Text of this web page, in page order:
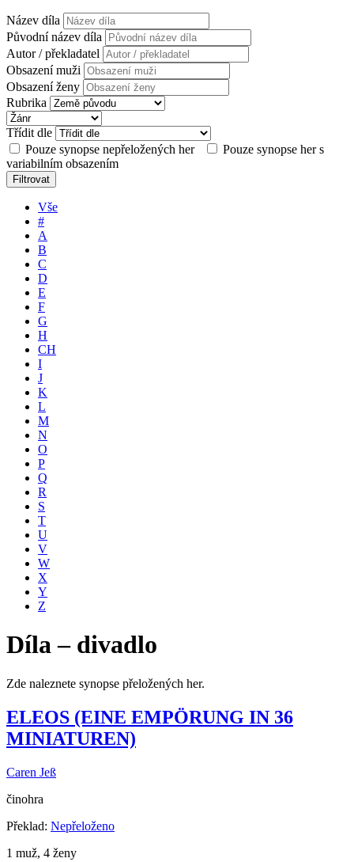
Název díla
Původní název díla
Autor / překladatel
Obsazení muži
Obsazení ženy
Rubrika
Třídit dle
Pouze synopse nepřeložených her
Pouze synopse her s
variabilním obsazením
Filtrovat
Vše
#
A
B
C
D
E
F
G
H
CH
I
J
K
L
M
N
O
P
Q
R
S
T
U
V
W
X
Y
Z
Díla – divadlo
Zde naleznete synopse přeložených her.
ELEOS (EINE EMPÖRUNG IN 36
MINIATUREN)
Caren Jeß
činohra
Překlad: Nepřeloženo
1 muž, 4 ženy